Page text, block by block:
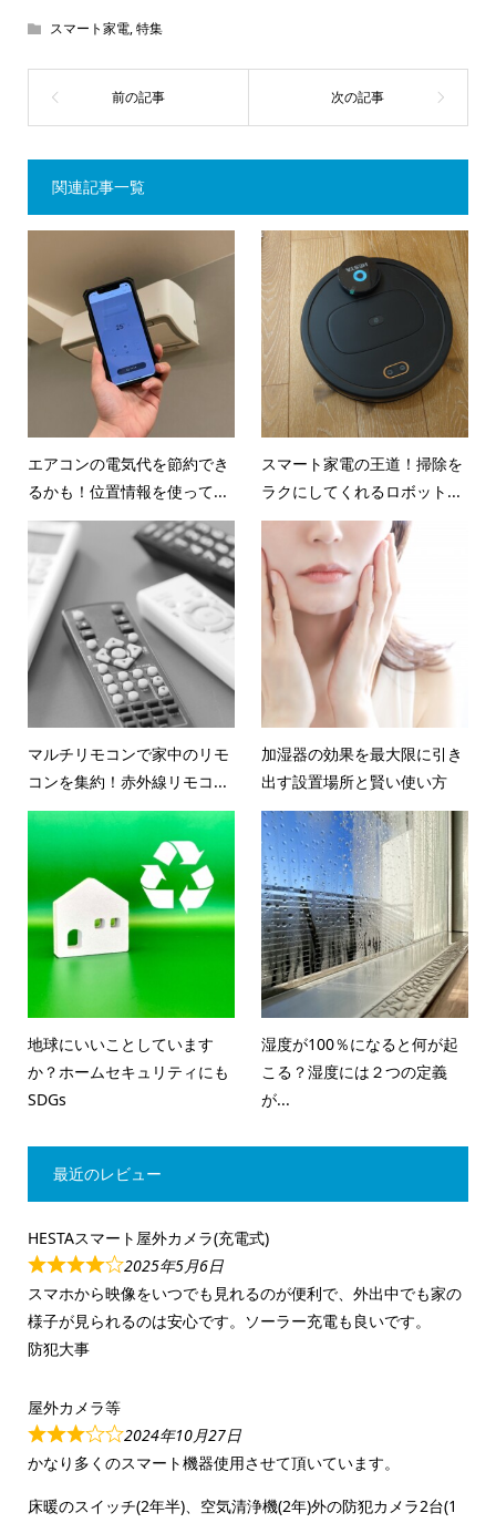
スマート家電,特集
関連記事一覧
エアコンの電気代を節約でき
るかも！位置情報を使って...
スマート家電の王道！掃除を
ラクにしてくれるロボット...
マルチリモコンで家中のリモ
コンを集約！赤外線リモコ...
加湿器の効果を最大限に引き
出す設置場所と賢い使い方
地球にいいことしています
か？ホームセキュリティにも
SDGs
湿度が100％になると何が起
こる？湿度には２つの定義
が...
最近のレビュー
HESTAスマート屋外カメラ(充電式)
2025年5月6日
スマホから映像をいつでも見れるのが便利で、外出中でも家の
様子が見られるのは安心です。ソーラー充電も良いです。
防犯大事
屋外カメラ等
2024年10月27日
かなり多くのスマート機器使用させて頂いています。
床暖のスイッチ(2年半)、空気清浄機(2年)外の防犯カメラ2台(1